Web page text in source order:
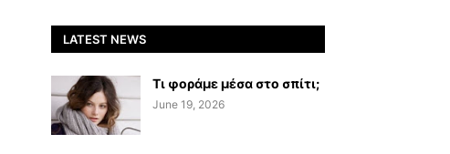
LATEST NEWS
Τι φοράμε μέσα στο σπίτι;
June 19, 2026